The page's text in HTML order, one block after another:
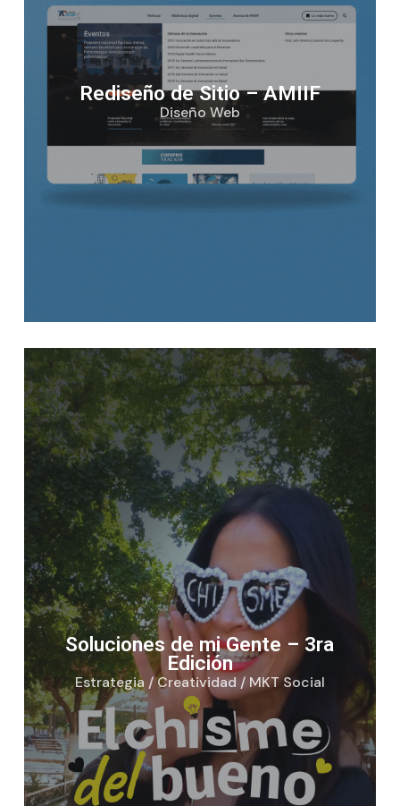
Rediseño de Sitio – AMIIF
Diseño Web
Soluciones de mi Gente – 3ra
Edición
Estrategia / Creatividad / MKT Social